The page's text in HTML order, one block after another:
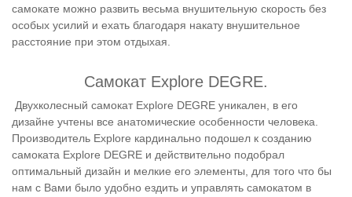
самокате можно развить весьма внушительную скорость без
особых усилий и ехать благодаря накату внушительное
расстояние при этом отдыхая.
Самокат Explore DEGRE.
Двухколесный самокат Explore DEGRE уникален, в его
дизайне учтены все анатомические особенности человека.
Производитель Explore кардинально подошел к созданию
самоката Explore DEGRE и действительно подобрал
оптимальный дизайн и мелкие его элементы, для того что бы
нам с Вами было удобно ездить и управлять самокатом в